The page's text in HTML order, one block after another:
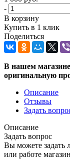
-
В корзину
Купить в 1 клик
Поделиться
В нашем
оригинальную
Описание
Отзывы
Задать
Описание
Задать вопрос
Вы можете задать
или работе